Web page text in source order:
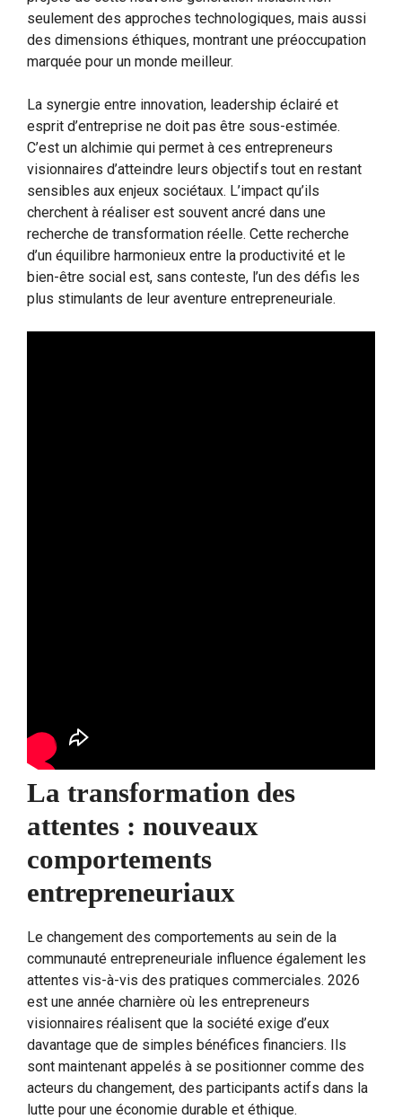
seulement des approches technologiques, mais aussi
des dimensions éthiques, montrant une préoccupation
marquée pour un monde meilleur.
La synergie entre innovation, leadership éclairé et
esprit d’entreprise ne doit pas être sous-estimée.
C’est un alchimie qui permet à ces entrepreneurs
visionnaires d’atteindre leurs objectifs tout en restant
sensibles aux enjeux sociétaux. L’impact qu’ils
cherchent à réaliser est souvent ancré dans une
recherche de transformation réelle. Cette recherche
d’un équilibre harmonieux entre la productivité et le
bien-être social est, sans conteste, l’un des défis les
plus stimulants de leur aventure entrepreneuriale.
La transformation des
attentes : nouveaux
comportements
entrepreneuriaux
Le changement des comportements au sein de la
communauté entrepreneuriale influence également les
attentes vis-à-vis des pratiques commerciales. 2026
est une année charnière où les entrepreneurs
visionnaires réalisent que la société exige d’eux
davantage que de simples bénéfices financiers. Ils
sont maintenant appelés à se positionner comme des
acteurs du changement, des participants actifs dans la
lutte pour une économie durable et éthique.